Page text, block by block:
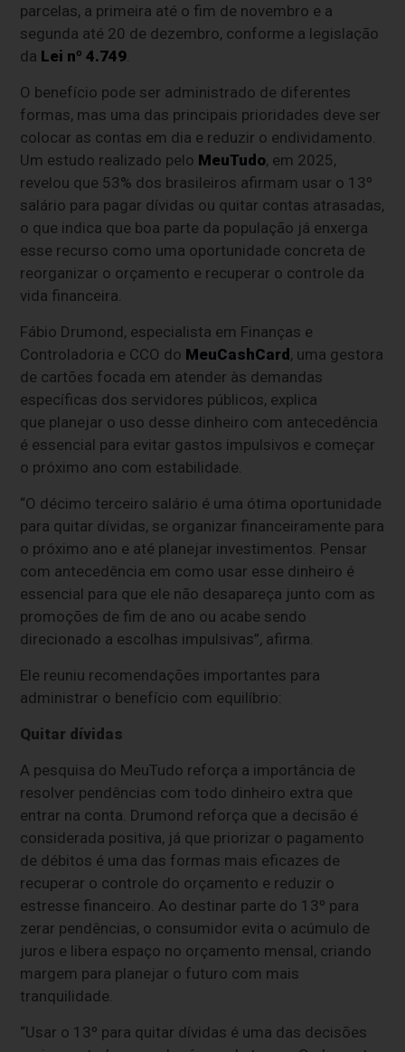
parcelas, a primeira até o fim de novembro e a
segunda até 20 de dezembro, conforme a legislação
da Lei nº 4.749
O benefício pode ser administrado de diferentes
formas, mas uma das principais prioridades deve ser
colocar as contas em dia e reduzir o endividamento.
Um estudo realizado pelo MeuTudo, em 2025,
revelou que 53% dos brasileiros afirmam usar o 13º
salário para pagar dívidas ou quitar contas atrasadas,
o que indica que boa parte da população já enxerga
esse recurso como uma oportunidade concreta de
reorganizar o orçamento e recuperar o controle da
vida financeira.
Fábio Drumond, especialista em Finanças e
Controladoria e CCO do MeuCashCard, uma gestora
de cartões focada em atender às demandas
específicas dos servidores públicos, explica
que planejar o uso desse dinheiro com antecedência
é essencial para evitar gastos impulsivos e começar
o próximo ano com estabilidade.
“O décimo terceiro salário é uma ótima oportunidade
para quitar dívidas, se organizar financeiramente para
o próximo ano e até planejar investimentos. Pensar
com antecedência em como usar esse dinheiro é
essencial para que ele não desapareça junto com as
promoções de fim de ano ou acabe sendo
direcionado a escolhas impulsivas”, afirma.
Ele reuniu recomendações importantes para
administrar o benefício com equilíbrio:
Quitar dívidas
A pesquisa do MeuTudo reforça a importância de
resolver pendências com todo dinheiro extra que
entrar na conta. Drumond reforça que a decisão é
considerada positiva, já que priorizar o pagamento
de débitos é uma das formas mais eficazes de
recuperar o controle do orçamento e reduzir o
estresse financeiro. Ao destinar parte do 13º para
zerar pendências, o consumidor evita o acúmulo de
juros e libera espaço no orçamento mensal, criando
margem para planejar o futuro com mais
tranquilidade.
“Usar o 13º para quitar dívidas é uma das decisões